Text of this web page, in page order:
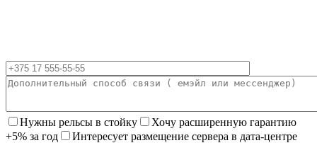
Нужны рельсы в стойку
Хочу расширенную гарантию
+5% за год
Интересует размещение сервера в дата-центре